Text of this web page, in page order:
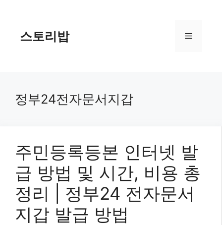
스토리밥 메
정부24전자문서지갑
주민등록등본 인터넷 발
급 방법 및 시간, 비용 총
정리 | 정부24 전자문서
지갑 발급 방법